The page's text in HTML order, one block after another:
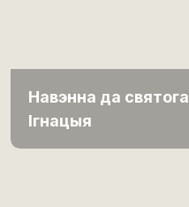
Навэнна да святога
Ігнацыя